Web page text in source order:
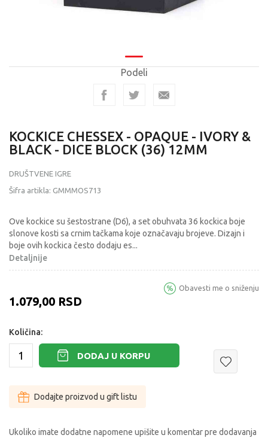
Podeli
KOCKICE CHESSEX - OPAQUE - IVORY &
BLACK - DICE BLOCK (36) 12MM
DRUŠTVENE IGRE
Šifra artikla: GMMMOS713
Ove kockice su šestostrane (D6), a set obuhvata 36 kockica boje
slonove kosti sa crnim tačkama koje označavaju brojeve. Dizajn i
boje ovih kockica često dodaju es...
Detaljnije
1.079,00 RSD
Obavesti me o sniženju
Količina:
DODAJ U KORPU
Dodajte proizvod u gift listu
Ukoliko imate dodatne napomene upišite u komentar pre dodavanja